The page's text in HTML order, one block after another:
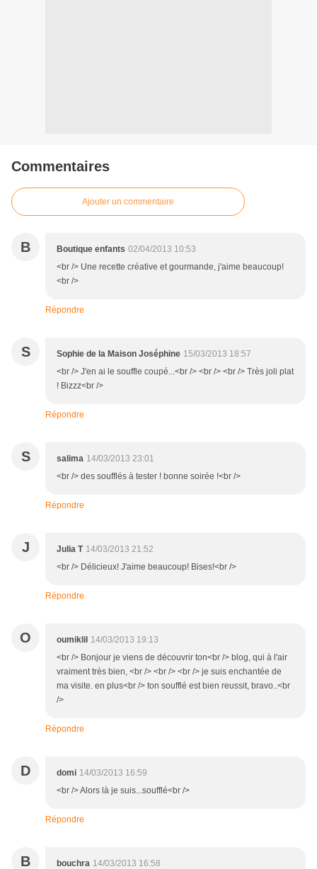
Commentaires
Ajouter un commentaire
B Boutique enfants 02/04/2013 10:53
<br /> Une recette créative et gourmande, j'aime beaucoup!
<br />
Répondre
S Sophie de la Maison Joséphine 15/03/2013 18:57
<br /> J'en ai le souffle coupé...<br /> <br /> <br /> Très joli plat
! Bizzz<br />
Répondre
S salima 14/03/2013 23:01
<br /> des soufflés à tester ! bonne soirée !<br />
Répondre
J Julia T 14/03/2013 21:52
<br /> Délicieux! J'aime beaucoup! Bises!<br />
Répondre
O oumiklil 14/03/2013 19:13
<br /> Bonjour je viens de découvrir ton<br /> blog, qui à l'air
vraiment très bien, <br /> <br /> <br /> je suis enchantée de
ma visite. en plus<br /> ton soufflé est bien reussit, bravo..<br
/>
Répondre
D domi 14/03/2013 16:59
<br /> Alors là je suis...soufflé<br />
Répondre
B bouchra 14/03/2013 16:58